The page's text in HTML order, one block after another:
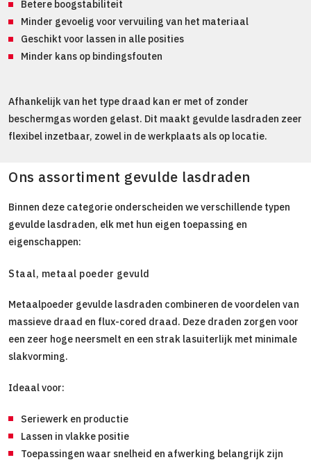
Betere boogstabiliteit
Minder gevoelig voor vervuiling van het materiaal
Geschikt voor lassen in alle posities
Minder kans op bindingsfouten
Afhankelijk van het type draad kan er met of zonder
beschermgas worden gelast. Dit maakt gevulde lasdraden zeer
flexibel inzetbaar, zowel in de werkplaats als op locatie.
Ons assortiment gevulde lasdraden
Binnen deze categorie onderscheiden we verschillende typen
gevulde lasdraden, elk met hun eigen toepassing en
eigenschappen:
Staal, metaal poeder gevuld
Metaalpoeder gevulde lasdraden combineren de voordelen van
massieve draad en flux-cored draad. Deze draden zorgen voor
een zeer hoge neersmelt en een strak lasuiterlijk met minimale
slakvorming.
Ideaal voor:
Seriewerk en productie
Lassen in vlakke positie
Toepassingen waar snelheid en afwerking belangrijk zijn